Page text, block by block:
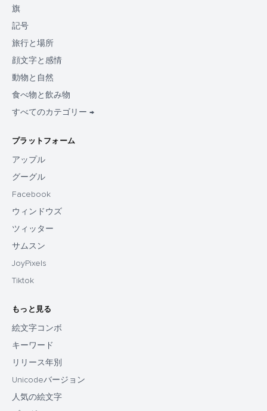
旗
記号
旅行と場所
顔文字と感情
動物と自然
食べ物と飲み物
すべてのカテゴリー →
プラットフォーム
アップル
グーグル
Facebook
ウィンドウズ
ツィッター
サムスン
JoyPixels
Tiktok
もっと見る
絵文字コンボ
キーワード
リリース年別
Unicodeバージョン
人気の絵文字